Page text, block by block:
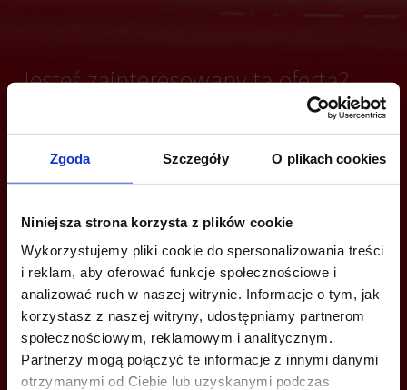
Zgoda Szczegóły O plikach cookies
Niniejsza strona korzysta z plików cookie
Wykorzystujemy pliki cookie do spersonalizowania treści
i reklam, aby oferować funkcje społecznościowe i
analizować ruch w naszej witrynie. Informacje o tym, jak
korzystasz z naszej witryny, udostępniamy partnerom
społecznościowym, reklamowym i analitycznym.
Partnerzy mogą połączyć te informacje z innymi danymi
otrzymanymi od Ciebie lub uzyskanymi podczas
Jesteś zainteresowany tą ofertą?
ZADZWOŃ I DOWIEDZ SIĘ WIĘCEJ
+48 22 167 04 00
info@bazabiur.pl
MOŻESZ TEŻ ZOSTAWIĆ SWÓJ NUMER, A MY SKONTAKTUJEMY SIĘ
Z TOBĄ